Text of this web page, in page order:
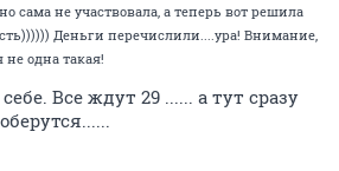
сама не участвовала, а теперь вот решила
Деньги перечислили....ура! Внимание,
не одна такая!
Все ждут 29 ...... а тут сразу